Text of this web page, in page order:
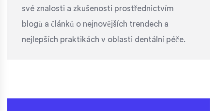
své znalosti a zkušenosti prostřednictvím
blogů a článků o nejnovějších trendech a
nejlepších praktikách v oblasti dentální péče.